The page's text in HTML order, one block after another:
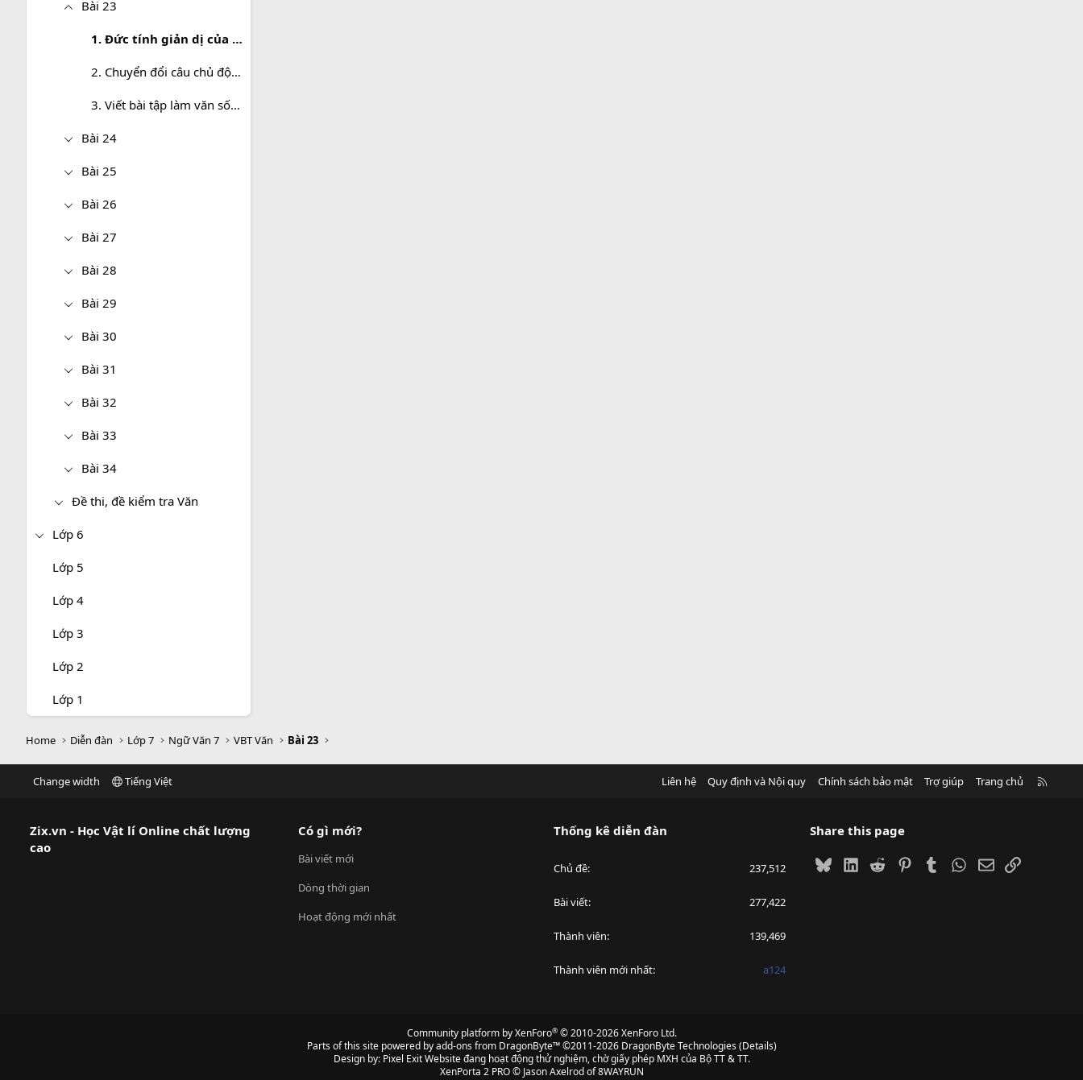
Bài 23
1. Đức tính giản dị của Bác Hồ
2. Chuyển đổi câu chủ động thành câu bị động
3. Viết bài tập làm văn số 5: Văn lập luận chứng minh
Bài 24
Bài 25
Bài 26
Bài 27
Bài 28
Bài 29
Bài 30
Bài 31
Bài 32
Bài 33
Bài 34
Đề thi, đề kiểm tra Văn
Lớp 6
Lớp 5
Lớp 4
Lớp 3
Lớp 2
Lớp 1
Home Diễn đàn Lớp 7 Ngữ Văn 7 VBT Văn Bài 23
Change width Tiếng Việt Liên hệ Quy định và Nội quy Chính sách bảo mật Trợ giúp Trang chủ
Zix.vn - Học Vật lí Online chất lượng
cao
Có gì mới?
Bài viết mới
Dòng thời gian
Hoạt động mới nhất
Thống kê diễn đàn
Chủ đề 237,512
Bài viết 277,422
Thành viên 139,469
Thành viên mới nhất a124
Share this page
BlueskyLinkedIn
Reddit PinterestTumblrWhatsApp
EmailLink
Community platform by XenForo® © 2010-2026 XenForo Ltd.
Parts of this site powered byadd-ons from DragonByte™©2011-2026 DragonByte Technologies(Details)
Design by: Pixel ExitWebsite đang hoạt động thử nghiệm, chờ giấy phép MXH của Bộ TT & TT.
XenPorta 2 PRO© Jason Axelrod of8WAYRUN